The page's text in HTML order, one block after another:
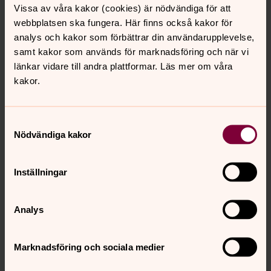
Vissa av våra kakor (cookies) är nödvändiga för att
webbplatsen ska fungera. Här finns också kakor för
analys och kakor som förbättrar din användarupplevelse,
samt kakor som används för marknadsföring och när vi
länkar vidare till andra plattformar. Läs mer om våra
kakor.
Nödvändiga kakor
Inställningar
Analys
Marknadsföring och sociala medier
Kyrkogårdsvandring Västra Tunhem
VT106
Grav nr 1003-0813-0814 Magnus och Johanna
Andersson
Kyrkogårdsvandring Västra Tunhem
Grav nr 1003-0651 Lloyd
Kyrkogårdsvandring Västra Tunhem
Grav nr 1004-1403-1414 Ericssons familjegrav
Kyrkogårdsvandring Västra Tunhem